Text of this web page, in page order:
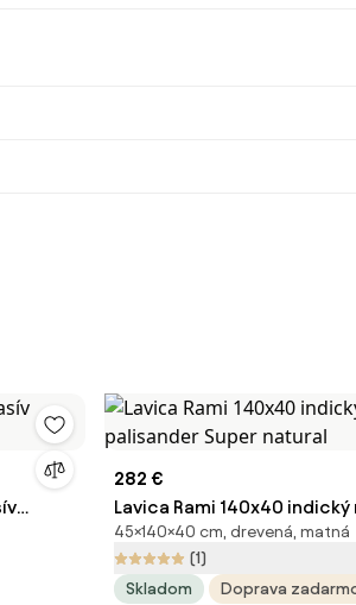
282 €
Lavica Rami 140x40 indický
palisander Super natural
45×140×40 cm, drevená, matná
(1)
Skladom
Doprava